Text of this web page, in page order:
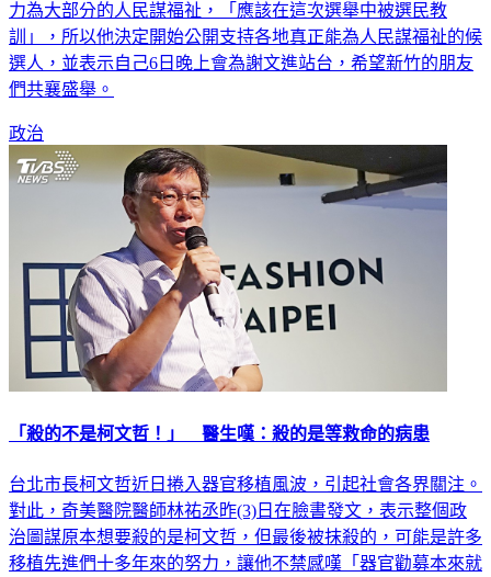
力為大部分的人民謀福祉，「應該在這次選舉中被選民教
訓」，所以他決定開始公開支持各地真正能為人民謀福祉的候
選人，並表示自己6日晚上會為謝文進站台，希望新竹的朋友
們共襄盛舉。
政治
「殺的不是柯文哲！」 醫生嘆：殺的是等救命的病患
台北市長柯文哲近日捲入器官移植風波，引起社會各界關注。
對此，奇美醫院醫師林祐丞昨(3)日在臉書發文，表示整個政
治圖謀原本想要殺的是柯文哲，但最後被抹殺的，可能是許多
移植先進們十多年來的努力，讓他不禁感嘆「器官勸募本來就